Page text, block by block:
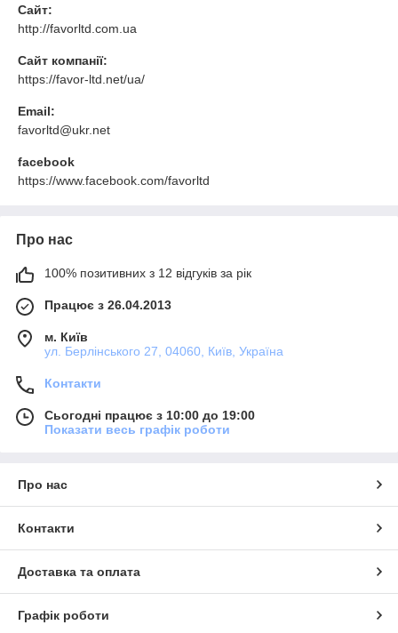
Сайт:
http://favorltd.com.ua
Сайт компанії:
https://favor-ltd.net/ua/
Email:
favorltd@ukr.net
facebook
https://www.facebook.com/favorltd
Про нас
100% позитивних з 12 відгуків за рік
Працює з 26.04.2013
м. Київ
ул. Берлінського 27, 04060, Київ, Україна
Контакти
Сьогодні працює з 10:00 до 19:00
Показати весь графік роботи
Про нас
Контакти
Доставка та оплата
Графік роботи